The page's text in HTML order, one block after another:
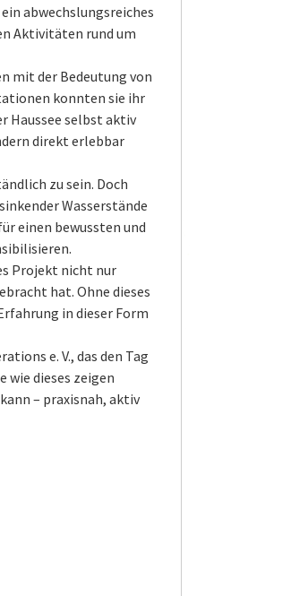
abwechslungsreiches
Aktivitäten rund um
mit der Bedeutung von
konnten sie ihr
Haussee selbst aktiv
direkt erlebbar
zu sein. Doch
Wasserstände
einen bewussten und
Projekt nicht nur
hat. Ohne dieses
in dieser Form
e. V., das den Tag
dieses zeigen
– praxisnah, aktiv